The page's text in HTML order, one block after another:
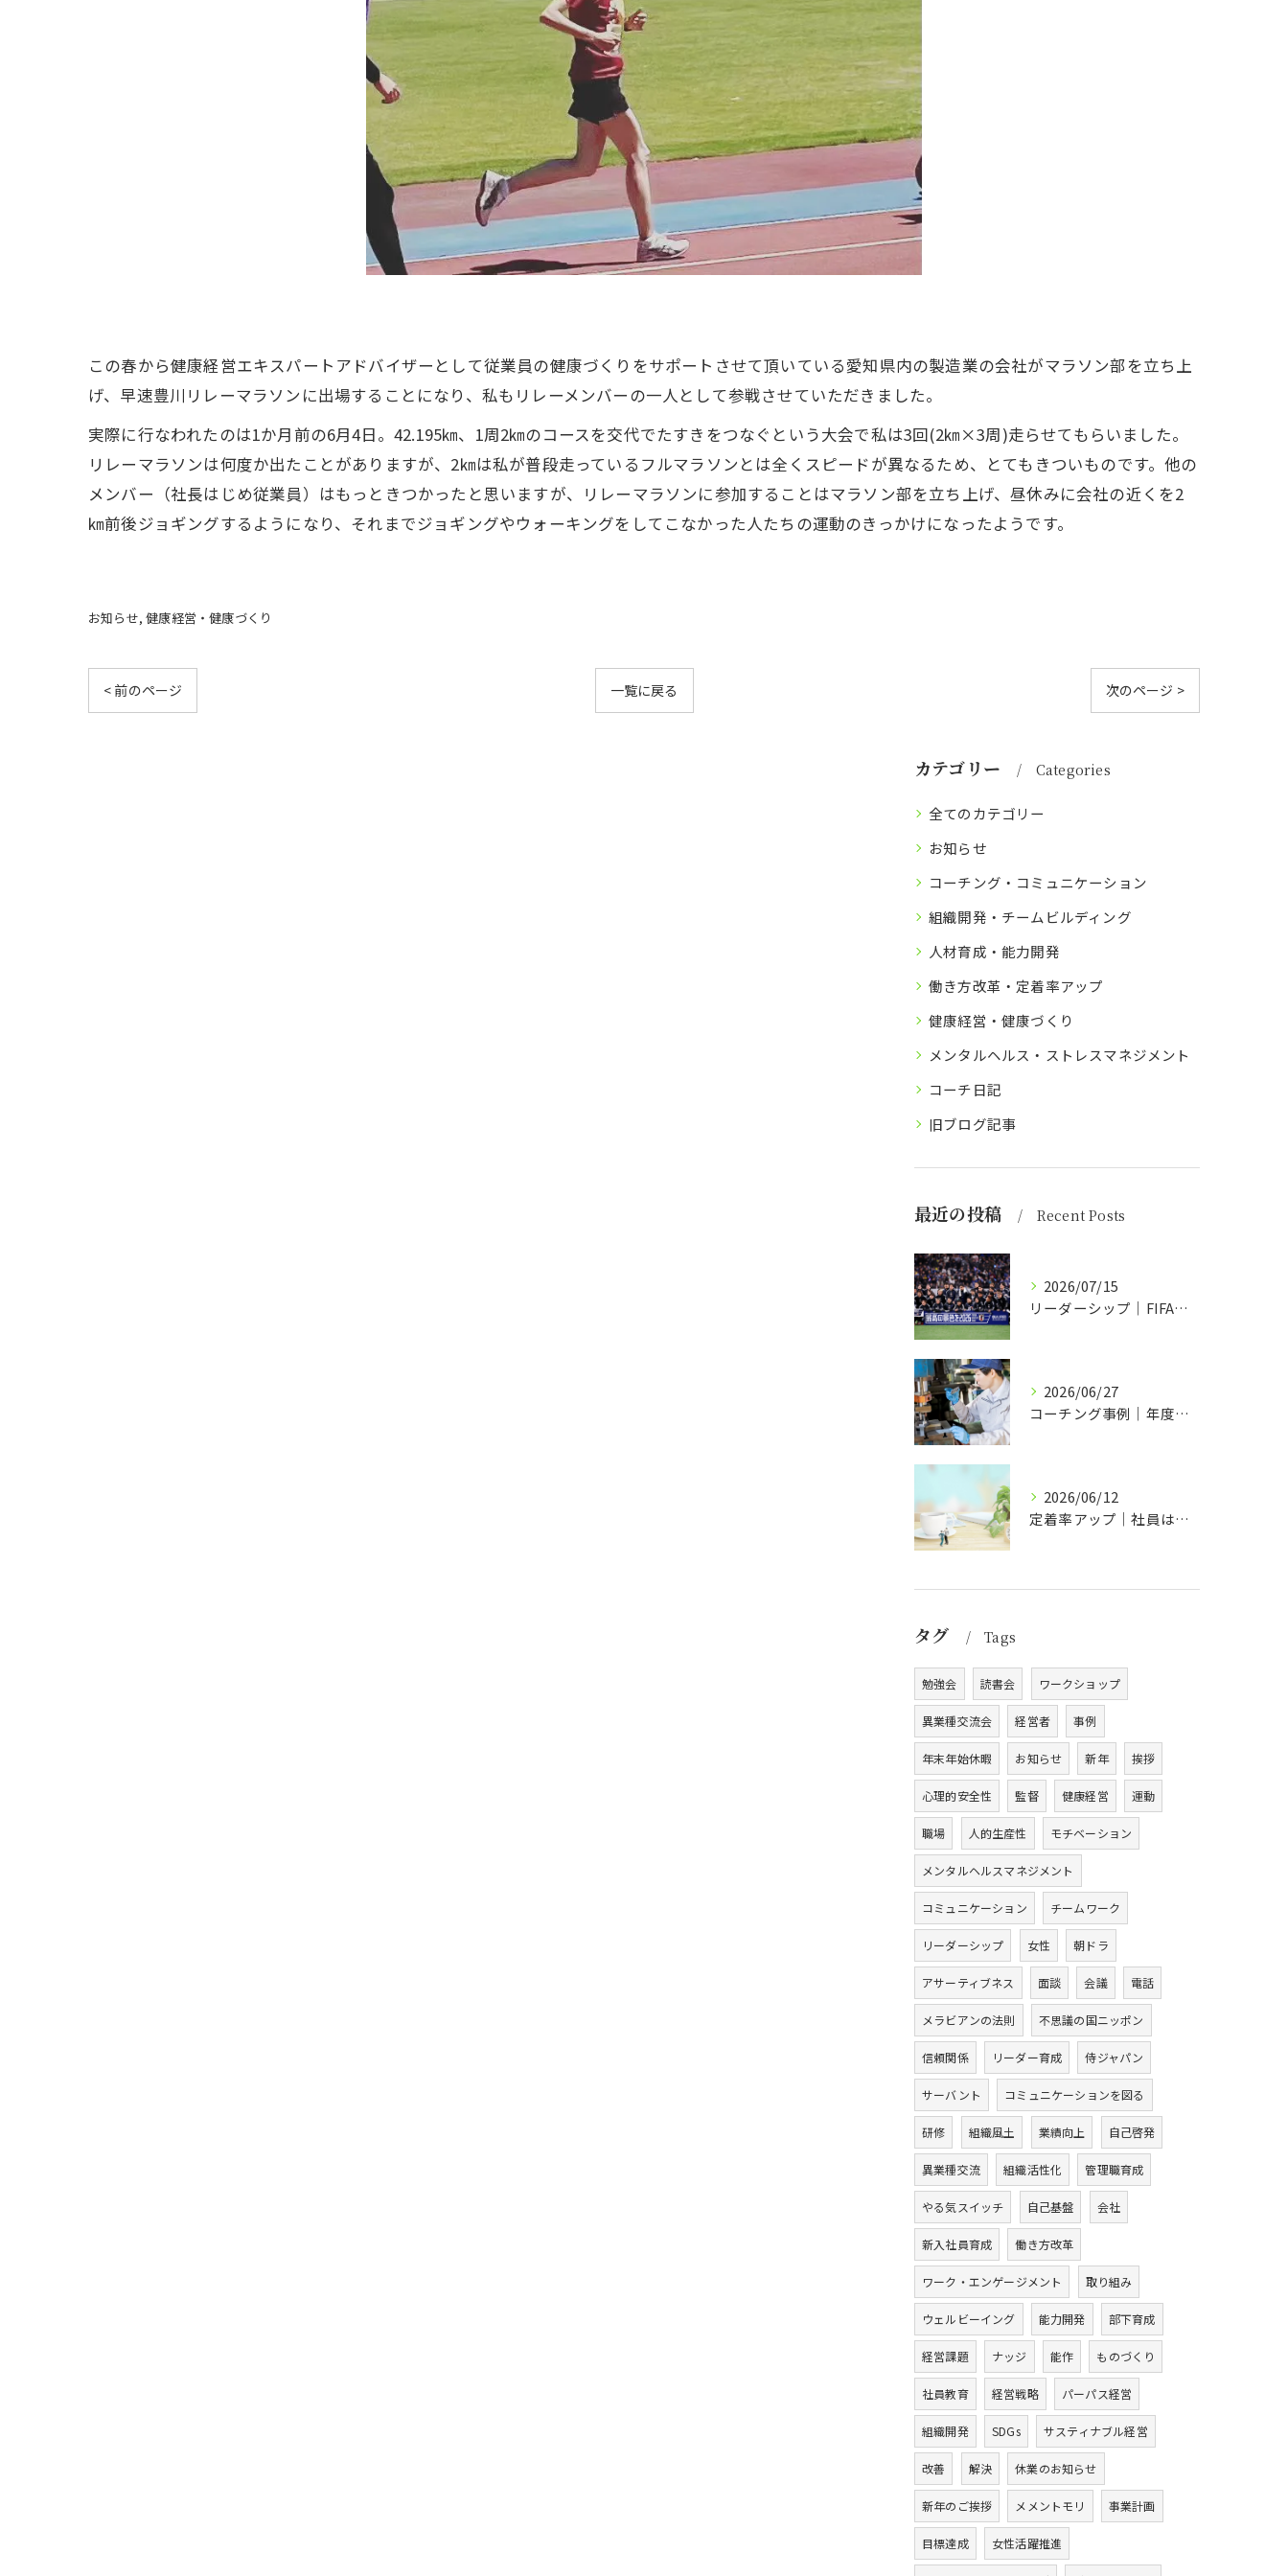
この春から健康経営エキスパートアドバイザーとして従業員の健康づくりをサポートさせて頂いている愛知県内の製造業の会社がマラソン部を立ち上
げ、早速豊川リレーマラソンに出場することになり、私もリレーメンバーの一人として参戦させていただきました。
実際に行なわれたのは1か月前の6月4日。42.195㎞、1周2㎞のコースを交代でたすきをつなぐという大会で私は3回(2㎞×3周)走らせてもらいました。
リレーマラソンは何度か出たことがありますが、2㎞は私が普段走っているフルマラソンとは全くスピードが異なるため、とてもきついものです。他の
メンバー（社長はじめ従業員）はもっときつかったと思いますが、リレーマラソンに参加することはマラソン部を立ち上げ、昼休みに会社の近くを2
㎞前後ジョギングするようになり、それまでジョギングやウォーキングをしてこなかった人たちの運動のきっかけになったようです。
お知らせ 健康経営・健康づくり
< 前のページ 一覧に戻る 次のページ >
カテゴリー Categories
全てのカテゴリー
お知らせ
コーチング・コミュニケーション
組織開発・チームビルディング
人材育成・能力開発
働き方改革・定着率アップ
健康経営・健康づくり
メンタルヘルス・ストレスマネジメント
コーチ日記
旧ブログ記事
最近の投稿 Recent Posts
2026/07/15
リーダーシップ｜FIFAワールドカップ2026日本代表チームの場合
2026/06/27
コーチング事例｜年度方針づくりも経営方針発表会も冗談が言い合える会社
2026/06/12
定着率アップ｜社員はコミュニケーションを求めている
タグ Tags
勉強会 読書会 ワークショップ
異業種交流会 経営者 事例
年末年始休暇 お知らせ 新年 挨拶
心理的安全性 監督 健康経営 運動
職場 人的生産性 モチベーション
メンタルヘルスマネジメント
コミュニケーション チームワーク
リーダーシップ 女性 朝ドラ
アサーティブネス 面談 会議 電話
メラビアンの法則 不思議の国ニッポン
信頼関係 リーダー育成 侍ジャパン
サーバント コミュニケーションを図る
研修 組織風土 業績向上 自己啓発
異業種交流 組織活性化 管理職育成
やる気スイッチ 自己基盤 会社
新入社員育成 働き方改革
ワーク・エンゲージメント 取り組み
ウェルビーイング 能力開発 部下育成
経営課題 ナッジ 能作 ものづくり
社員教育 経営戦略 パーパス経営
組織開発 SDGs サスティナブル経営
改善 解決 休業のお知らせ
新年のご挨拶 メメントモリ 事業計画
目標達成 女性活躍推進